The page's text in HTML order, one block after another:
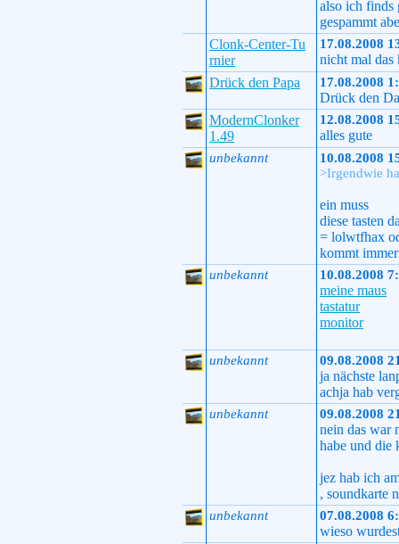
also ich finds
gespammt
Clonk-Center-Tu
rnier
17.08.2008
nicht mal das
Drück den Papa
17.08.2008
Drück den
ModernClonker
1.49
12.08.2008
alles gute
unbekannt
10.08.2008
>Irgendwie
ein muss
diese tasten
= lolwtfhax
kommt
unbekannt 10.08.2008
meine maus
tastatur
monitor
unbekannt 09.08.2008
ja nächste
achja hab
unbekannt 09.08.2008
nein das war
habe und die
jez hab ich
, soundkarte
unbekannt 07.08.2008
wieso